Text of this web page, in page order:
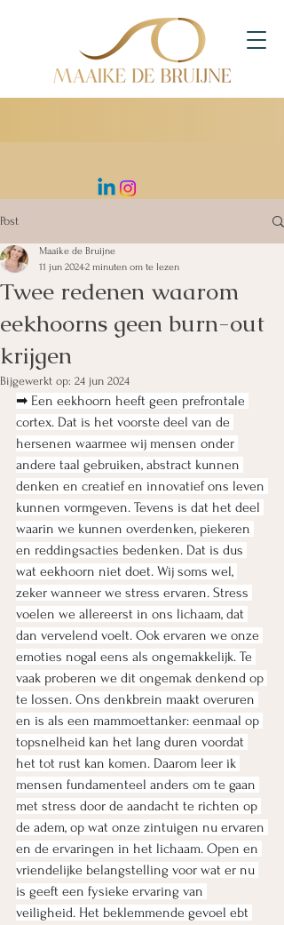
Post
Twee redenen waarom
eekhoorns geen burn-out
krijgen
Maaike de Bruijne
11 jun 20242 minuten om te lezen
Bijgewerkt op: 24 jun 2024
➡ Een eekhoorn heeft geen prefrontale
cortex. Dat is het voorste deel van de
hersenen waarmee wij mensen onder
andere taal gebruiken, abstract kunnen
denken en creatief en innovatief ons leven
kunnen vormgeven. Tevens is dat het deel
waarin we kunnen overdenken, piekeren
en reddingsacties bedenken. Dat is dus
wat eekhoorn niet doet. Wij soms wel,
zeker wanneer we stress ervaren. Stress
voelen we allereerst in ons lichaam, dat
dan vervelend voelt. Ook ervaren we onze
emoties nogal eens als ongemakkelijk. Te
vaak proberen we dit ongemak denkend op
te lossen. Ons denkbrein maakt overuren
en is als een mammoettanker: eenmaal op
topsnelheid kan het lang duren voordat
het tot rust kan komen. Daarom leer ik
mensen fundamenteel anders om te gaan
met stress door de aandacht te richten op
de adem, op wat onze zintuigen nu ervaren
en de ervaringen in het lichaam. Open en
vriendelijke belangstelling voor wat er nu
is geeft een fysieke ervaring van
veiligheid. Het beklemmende gevoel ebt